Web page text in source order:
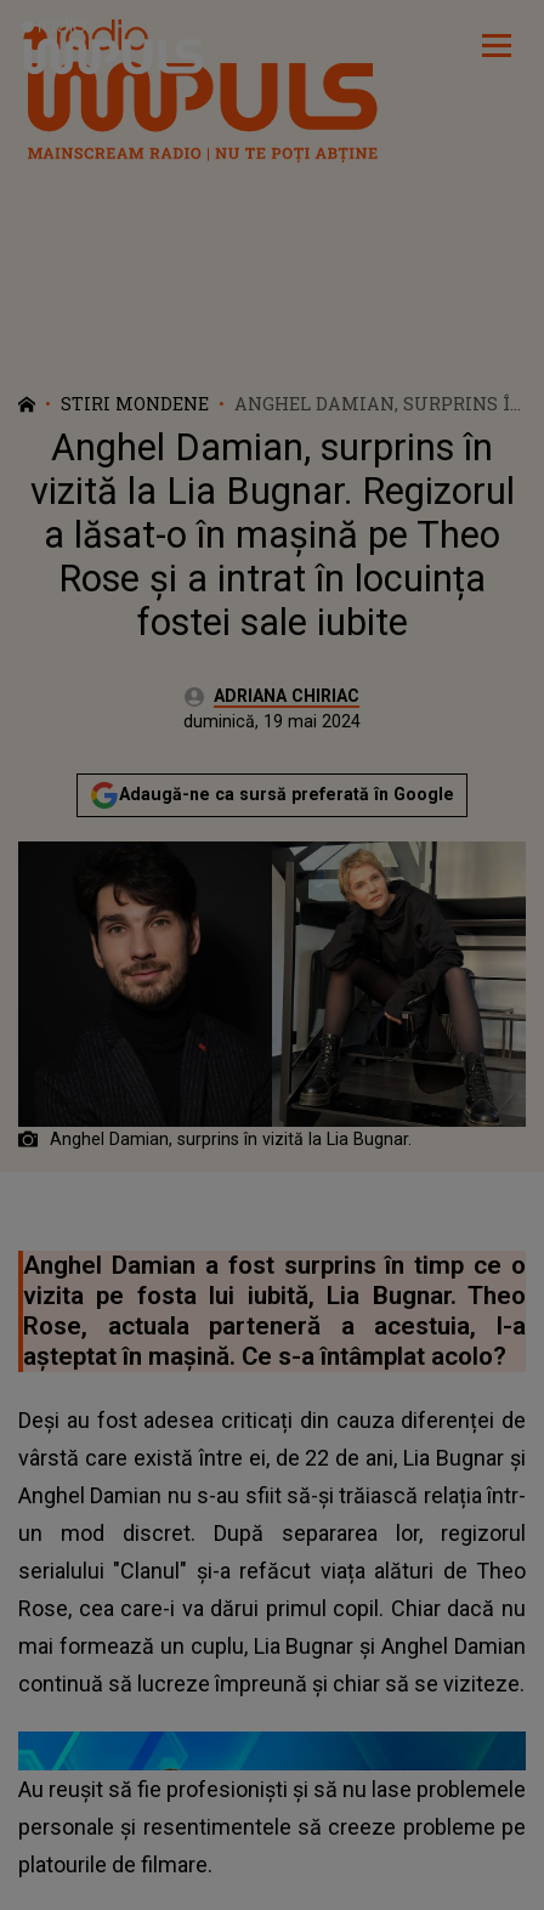
Radio Impuls
STIRI MONDENE
ANGHEL DAMIAN, SURPRINS ÎN
VIZITĂ LA LIA BUGNAR.
REGIZORUL A LĂSAT-O ÎN
MAȘINĂ PE THEO ROSE ȘI A
INTRAT ÎN LOCUINȚA FOSTEI
SALE IUBITE
Anghel Damian, surprins în
vizită la Lia Bugnar. Regizorul
a lăsat-o în mașină pe Theo
Rose și a intrat în locuința
fostei sale iubite
Autor:ADRIANA CHIRIAC
Actualizat:
duminică, 19 mai 2024
Adaugă-ne ca sursă preferată în Google
Anghel Damian, surprins în vizită la Lia Bugnar.
Anghel Damian a fost surprins în timp ce o
vizita pe fosta lui iubită, Lia Bugnar. Theo
Rose, actuala parteneră a acestuia, l-a
așteptat în mașină. Ce s-a întâmplat acolo?
Deși au fost adesea criticați din cauza diferenței de
vârstă care există între ei, de 22 de ani, Lia Bugnar și
Anghel Damian nu s-au sfiit să-și trăiască relația într-
un mod discret. După separarea lor, regizorul
serialului "Clanul" și-a refăcut viața alături de Theo
Rose, cea care-i va dărui primul copil. Chiar dacă nu
mai formează un cuplu, Lia Bugnar și Anghel Damian
continuă să lucreze împreună și chiar să se viziteze.
Au reușit să fie profesioniști și să nu lase problemele
personale și resentimentele să creeze probleme pe
platourile de filmare.